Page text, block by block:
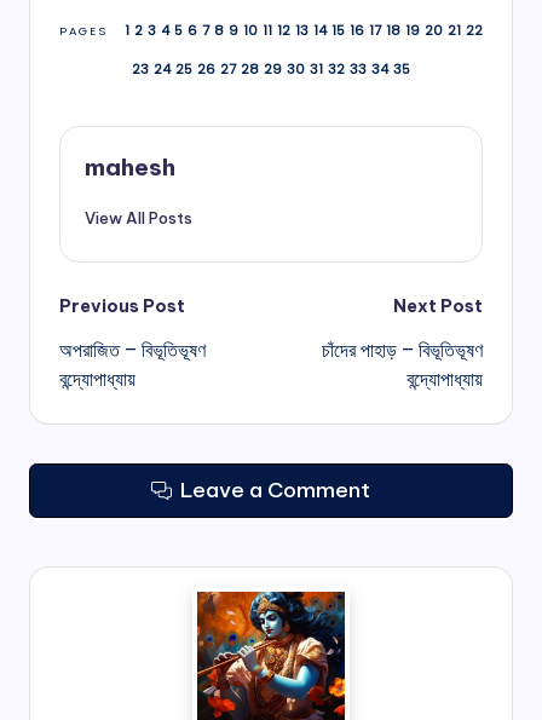
PAGES 1 2 3 4 5 6 7 8 9 10 11 12 13 14 15 16 17 18 19 20 21 22
23 24 25 26 27 28 29 30 31 32 33 34 35
mahesh
View All Posts
Post
navigation
Previous Post
অপরাজিত – বিভূতিভূষণ
বন্দ্যোপাধ্যায়
Next Post
চাঁদের পাহাড় – বিভূতিভূষণ
বন্দ্যোপাধ্যায়
Leave a Comment